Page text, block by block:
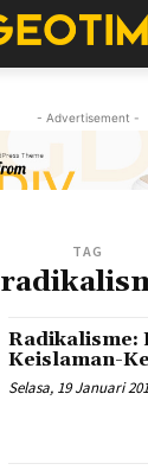
- Advertisement -
TAG
Radikalisme:
Keislaman-
Selasa, 19 Januari